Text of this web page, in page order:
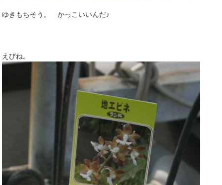
ゆきもちそう。 かっこいいんだ♪
えびね。